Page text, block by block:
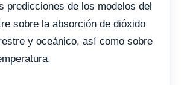
predicciones de los modelos del
sobre la absorción de dióxido
y oceánico, así como sobre